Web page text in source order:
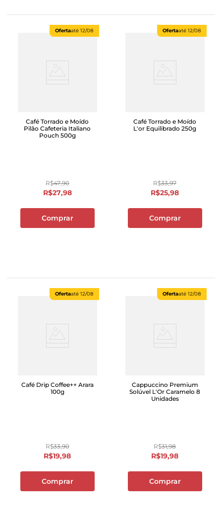
Ofertaaté 12/08
Café Torrado e Moído
Pilão Cafeteria Italiano
Pouch 500g
R$47,90
R$27,98
Comprar
Ofertaaté 12/08
Café Torrado e Moído
L'or Equilibrado 250g
R$33,97
R$25,98
Comprar
Ofertaaté 12/08
Café Drip Coffee++ Arara
100g
R$33,90
R$19,98
Comprar
Ofertaaté 12/08
Cappuccino Premium
Solúvel L'Or Caramelo 8
Unidades
R$31,98
R$19,98
Comprar